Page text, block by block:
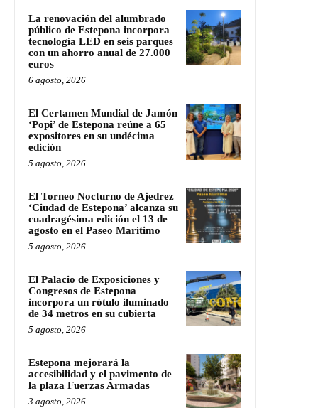
La renovación del alumbrado
público de Estepona incorpora
tecnología LED en seis parques
con un ahorro anual de 27.000
euros
6 agosto, 2026
El Certamen Mundial de Jamón
‘Popi’ de Estepona reúne a 65
expositores en su undécima
edición
5 agosto, 2026
El Torneo Nocturno de Ajedrez
‘Ciudad de Estepona’ alcanza su
cuadragésima edición el 13 de
agosto en el Paseo Marítimo
5 agosto, 2026
El Palacio de Exposiciones y
Congresos de Estepona
incorpora un rótulo iluminado
de 34 metros en su cubierta
5 agosto, 2026
Estepona mejorará la
accesibilidad y el pavimento de
la plaza Fuerzas Armadas
3 agosto, 2026